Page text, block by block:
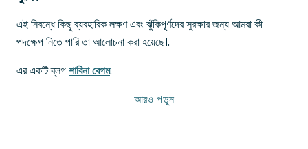
এই নিবন্ধে কিছু ব্যবহারিক লক্ষণ এবং ঝুঁকিপূর্ণদের সুরক্ষার জন্য আমরা কী
পদক্ষেপ নিতে পারি তা আলোচনা করা হয়েছে।.
এর একটি ব্লগশাবিনা বেগম.
আরও পড়ুন